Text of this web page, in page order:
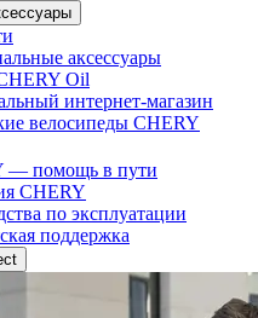
аксессуары
Oil
интернет-магазин
велосипеды CHERY
— помощь в пути
CHERY
по эксплуатации
поддержка